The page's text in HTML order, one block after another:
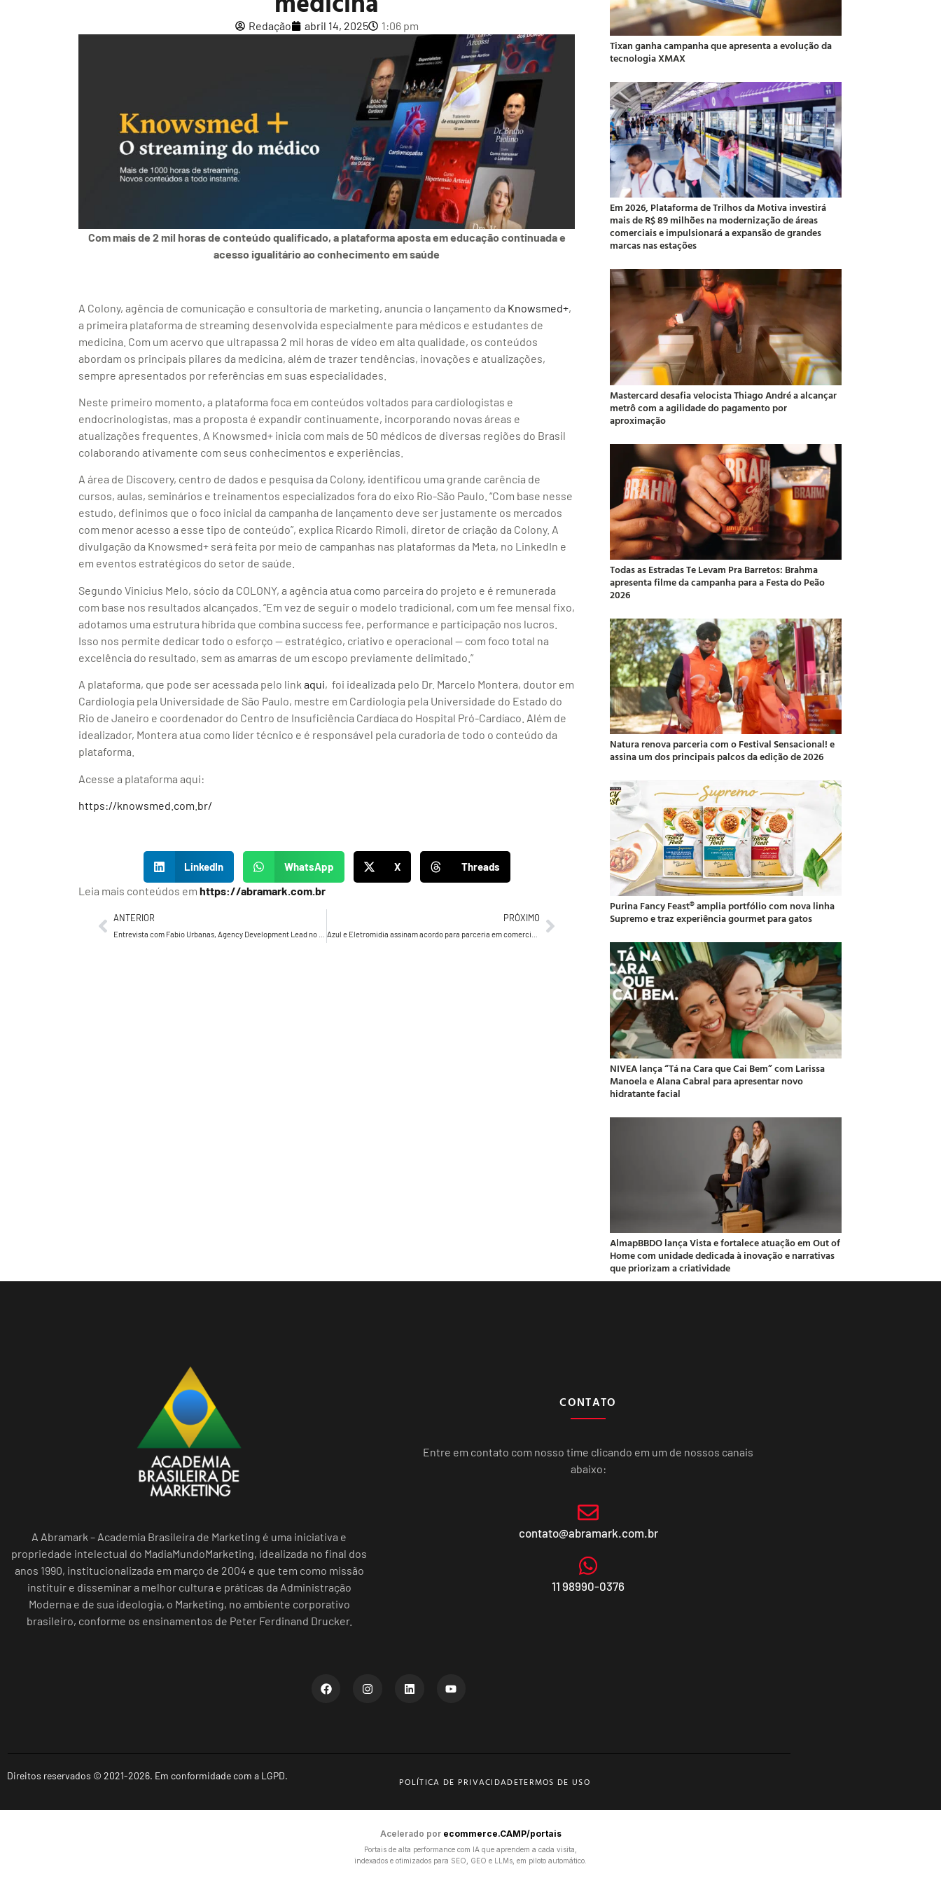
Redação abril 14, 2025 1:06 pm
Com mais de 2 mil horas de conteúdo qualificado, a plataforma aposta em educação continuada e
acesso igualitário ao conhecimento em saúde
A Colony, agência de comunicação e consultoria de marketing, anuncia o lançamento da Knowsmed+,
a primeira plataforma de streaming desenvolvida especialmente para médicos e estudantes de
medicina. Com um acervo que ultrapassa 2 mil horas de vídeo em alta qualidade, os conteúdos
abordam os principais pilares da medicina, além de trazer tendências, inovações e atualizações,
sempre apresentados por referências em suas especialidades.
Neste primeiro momento, a plataforma foca em conteúdos voltados para cardiologistas e
endocrinologistas, mas a proposta é expandir continuamente, incorporando novas áreas e
atualizações frequentes. A Knowsmed+ inicia com mais de 50 médicos de diversas regiões do Brasil
colaborando ativamente com seus conhecimentos e experiências.
A área de Discovery, centro de dados e pesquisa da Colony, identificou uma grande carência de
cursos, aulas, seminários e treinamentos especializados fora do eixo Rio-São Paulo. “Com base nesse
estudo, definimos que o foco inicial da campanha de lançamento deve ser justamente os mercados
com menor acesso a esse tipo de conteúdo”, explica Ricardo Rimoli, diretor de criação da Colony. A
divulgação da Knowsmed+ será feita por meio de campanhas nas plataformas da Meta, no LinkedIn e
em eventos estratégicos do setor de saúde.
Segundo Vinicius Melo, sócio da COLONY, a agência atua como parceira do projeto e é remunerada
com base nos resultados alcançados. “Em vez de seguir o modelo tradicional, com um fee mensal fixo,
adotamos uma estrutura híbrida que combina success fee, performance e participação nos lucros.
Isso nos permite dedicar todo o esforço — estratégico, criativo e operacional — com foco total na
excelência do resultado, sem as amarras de um escopo previamente delimitado.”
A plataforma, que pode ser acessada pelo link aqui, foi idealizada pelo Dr. Marcelo Montera, doutor em
Cardiologia pela Universidade de São Paulo, mestre em Cardiologia pela Universidade do Estado do
Rio de Janeiro e coordenador do Centro de Insuficiência Cardíaca do Hospital Pró-Cardíaco. Além de
idealizador, Montera atua como líder técnico e é responsável pela curadoria de todo o conteúdo da
plataforma.
Acesse a plataforma aqui:
https://knowsmed.com.br/
LinkedIn WhatsApp X Threads
Leia mais conteúdos em https://abramark.com.br
ANTERIOR PRÓXIMO
Tixan ganha campanha que apresenta a evolução da
tecnologia XMAX
Em 2026, Plataforma de Trilhos da Motiva investirá
mais de R$ 89 milhões na modernização de áreas
comerciais e impulsionará a expansão de grandes
marcas nas estações
Mastercard desafia velocista Thiago André a alcançar
metrô com a agilidade do pagamento por
aproximação
Todas as Estradas Te Levam Pra Barretos: Brahma
apresenta filme da campanha para a Festa do Peão
2026
Natura renova parceria com o Festival Sensacional! e
assina um dos principais palcos da edição de 2026
Purina Fancy Feast® amplia portfólio com nova linha
Supremo e traz experiência gourmet para gatos
NIVEA lança “Tá na Cara que Cai Bem” com Larissa
Manoela e Alana Cabral para apresentar novo
hidratante facial
AlmapBBDO lança Vista e fortalece atuação em Out of
Home com unidade dedicada à inovação e narrativas
que priorizam a criatividade
A Abramark – Academia Brasileira de Marketing é uma iniciativa e
propriedade intelectual do MadiaMundoMarketing, idealizada no final dos
anos 1990, institucionalizada em março de 2004 e que tem como missão
instituir e disseminar a melhor cultura e práticas da Administração
Moderna e de sua ideologia, o Marketing, no ambiente corporativo
brasileiro, conforme os ensinamentos de Peter Ferdinand Drucker.
CONTATO
Entre em contato com nosso time clicando em um de nossos canais
abaixo:
contato@abramark.com.br
11 98990-0376
Direitos reservados © 2021-2026. Em conformidade com a LGPD. POLÍTICA DE PRIVACIDADETERMOS DE USO
Acelerado por ecommerce.CAMP/portais
Portais de alta performance com IA que aprendem a cada visita,
indexados e otimizados para SEO, GEO e LLMs, em piloto automático.